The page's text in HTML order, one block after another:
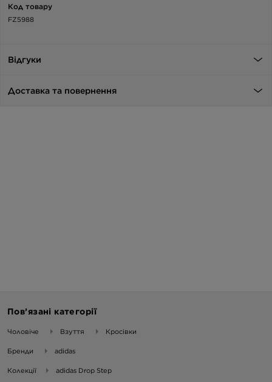
Код товару
FZ5988
Відгуки
Доставка та повернення
Пов’язані категорії
Чоловіче Взуття Кросівки
Бренди adidas
Колекції adidas Drop Step